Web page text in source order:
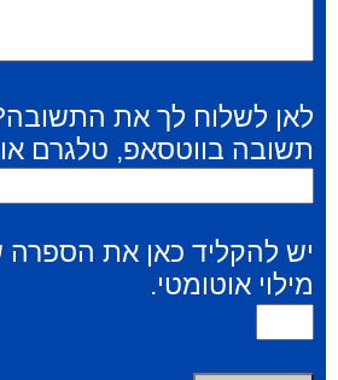
לאן לשלוח לך את
תשובה בווטסאפ, טלגרם
יש להקליד כאן את
מילוי אוטומטי.